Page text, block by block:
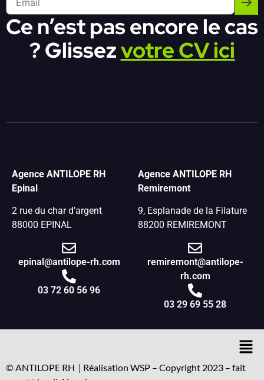
Ce n’est pas encore le cas
? Glissezvotre CV ici
Agence ANTILOPE RH
Epinal
2 rue du char d’argent
88000 EPINAL
epinal@antilope-rh.com
03 72 60 56 96
Agence ANTILOPE RH
Remiremont
9, Esplanade de la Filature
88200 REMIREMONT
remiremont@antilope-
rh.com
03 29 69 55 28
© ANTILOPE RH | Réalisation WSP – Copyright 2023 – fait